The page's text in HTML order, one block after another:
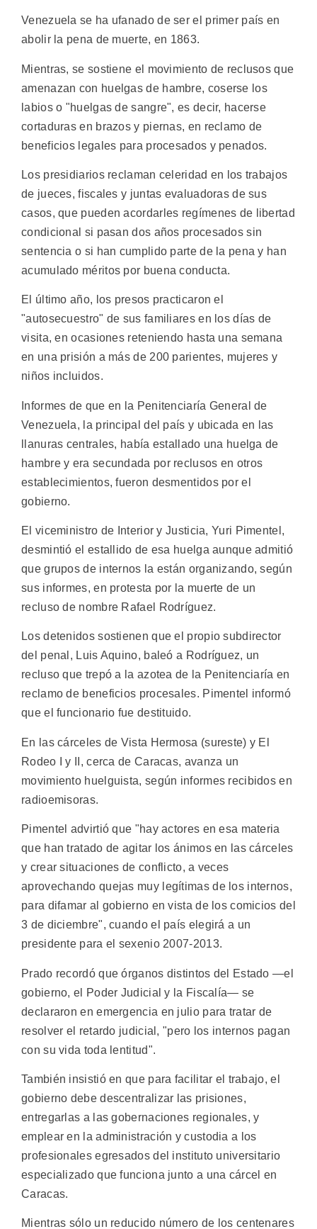
Venezuela se ha ufanado de ser el primer país en
abolir la pena de muerte, en 1863.
Mientras, se sostiene el movimiento de reclusos que
amenazan con huelgas de hambre, coserse los
labios o "huelgas de sangre", es decir, hacerse
cortaduras en brazos y piernas, en reclamo de
beneficios legales para procesados y penados.
Los presidiarios reclaman celeridad en los trabajos
de jueces, fiscales y juntas evaluadoras de sus
casos, que pueden acordarles regímenes de libertad
condicional si pasan dos años procesados sin
sentencia o si han cumplido parte de la pena y han
acumulado méritos por buena conducta.
El último año, los presos practicaron el
"autosecuestro" de sus familiares en los días de
visita, en ocasiones reteniendo hasta una semana
en una prisión a más de 200 parientes, mujeres y
niños incluidos.
Informes de que en la Penitenciaría General de
Venezuela, la principal del país y ubicada en las
llanuras centrales, había estallado una huelga de
hambre y era secundada por reclusos en otros
establecimientos, fueron desmentidos por el
gobierno.
El viceministro de Interior y Justicia, Yuri Pimentel,
desmintió el estallido de esa huelga aunque admitió
que grupos de internos la están organizando, según
sus informes, en protesta por la muerte de un
recluso de nombre Rafael Rodríguez.
Los detenidos sostienen que el propio subdirector
del penal, Luis Aquino, baleó a Rodríguez, un
recluso que trepó a la azotea de la Penitenciaría en
reclamo de beneficios procesales. Pimentel informó
que el funcionario fue destituido.
En las cárceles de Vista Hermosa (sureste) y El
Rodeo I y II, cerca de Caracas, avanza un
movimiento huelguista, según informes recibidos en
radioemisoras.
Pimentel advirtió que "hay actores en esa materia
que han tratado de agitar los ánimos en las cárceles
y crear situaciones de conflicto, a veces
aprovechando quejas muy legítimas de los internos,
para difamar al gobierno en vista de los comicios del
3 de diciembre", cuando el país elegirá a un
presidente para el sexenio 2007-2013.
Prado recordó que órganos distintos del Estado —el
gobierno, el Poder Judicial y la Fiscalía— se
declararon en emergencia en julio para tratar de
resolver el retardo judicial, "pero los internos pagan
con su vida toda lentitud".
También insistió en que para facilitar el trabajo, el
gobierno debe descentralizar las prisiones,
entregarlas a las gobernaciones regionales, y
emplear en la administración y custodia a los
profesionales egresados del instituto universitario
especializado que funciona junto a una cárcel en
Caracas.
Mientras sólo un reducido número de los centenares